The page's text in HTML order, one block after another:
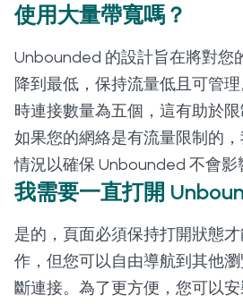
使用大量帶寬嗎？
Unbounded 的設計旨在將對您
降到最低，保持流量低且可管
時連接數量為五個，這有助於限
如果您的網絡是有流量限制的
情況以確保 Unbounded 不會影
我需要一直打開
是的，頁面必須保持打開狀態
作，但您可以自由導航到其他
斷連接。為了更方便，您可以